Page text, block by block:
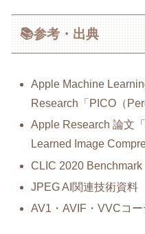
📚参考・出典
Apple Machine
Research「PICO（
Apple Research 論文
Learned Image
CLIC 2020 Benchmark
JPEG AI関連技術資料
AV1・AVIF・VVCコ